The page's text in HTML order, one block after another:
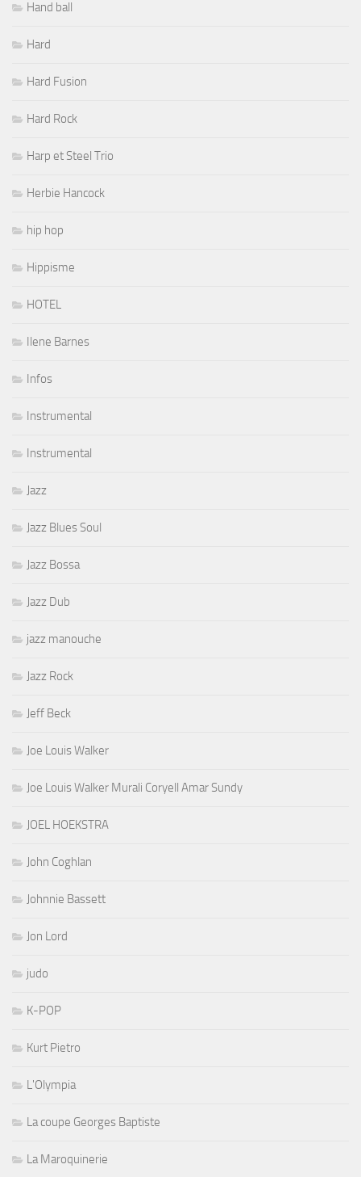
Hand ball
Hard
Hard Fusion
Hard Rock
Harp et Steel Trio
Herbie Hancock
hip hop
Hippisme
HOTEL
Ilene Barnes
Infos
Instrumental
Instrumental
Jazz
Jazz Blues Soul
Jazz Bossa
Jazz Dub
jazz manouche
Jazz Rock
Jeff Beck
Joe Louis Walker
Joe Louis Walker Murali Coryell Amar Sundy
JOEL HOEKSTRA
John Coghlan
Johnnie Bassett
Jon Lord
judo
K-POP
Kurt Pietro
L'Olympia
La coupe Georges Baptiste
La Maroquinerie